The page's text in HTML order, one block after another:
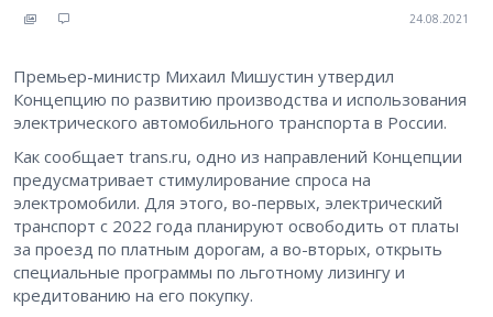
24.08.2021
Премьер-министр Михаил Мишустин утвердил
Концепцию по развитию производства и использования
электрического автомобильного транспорта в России.
Как сообщает trans.ru, одно из направлений Концепции
предусматривает стимулирование спроса на
электромобили. Для этого, во-первых, электрический
транспорт с 2022 года планируют освободить от платы
за проезд по платным дорогам, а во-вторых, открыть
специальные программы по льготному лизингу и
кредитованию на его покупку.